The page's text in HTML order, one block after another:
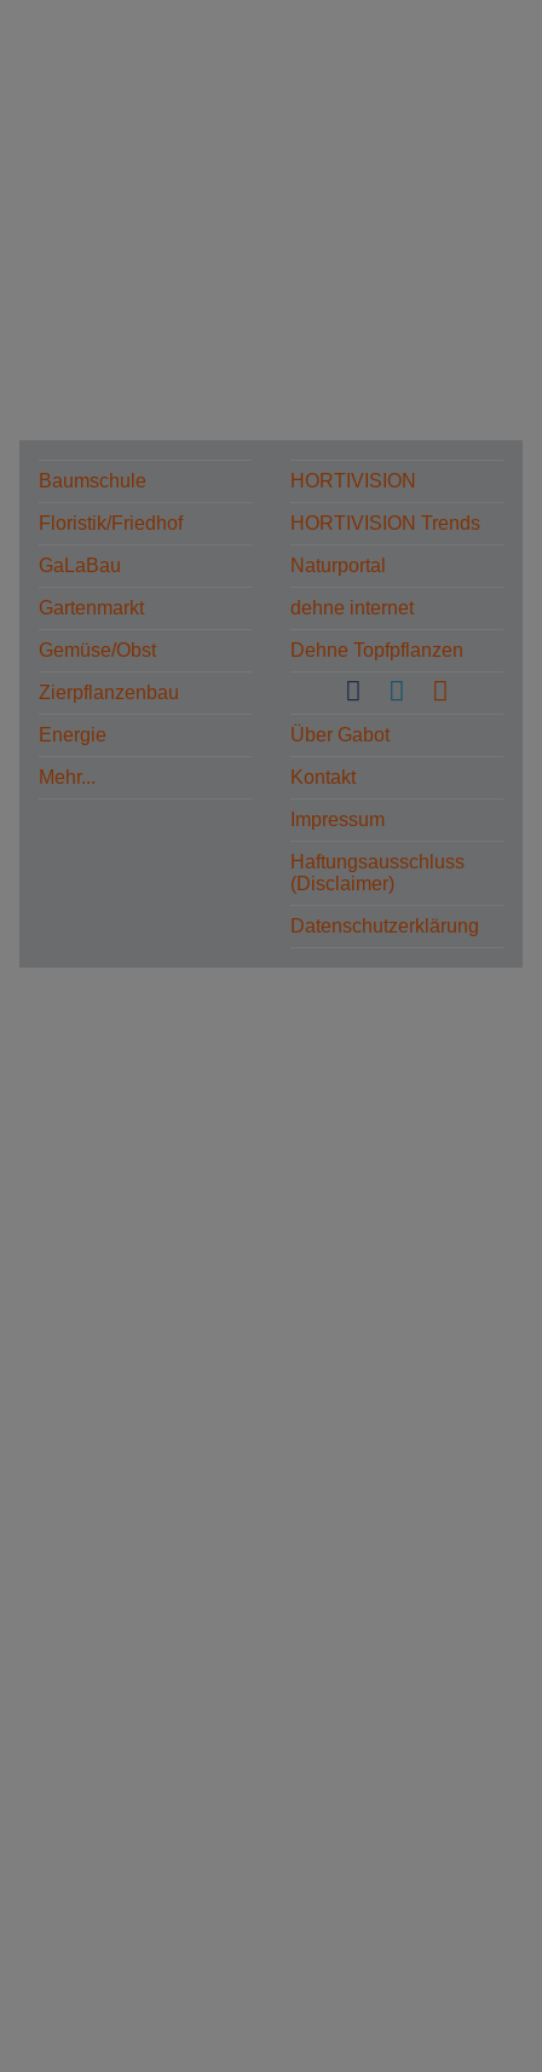
Baumschule
Floristik/Friedhof
GaLaBau
Gartenmarkt
Gemüse/Obst
Zierpflanzenbau
Energie
Mehr...
HORTIVISION
HORTIVISION Trends
Naturportal
dehne internet
Dehne Topfpflanzen
Über Gabot
Kontakt
Impressum
Haftungsausschluss
(Disclaimer)
Datenschutzerklärung